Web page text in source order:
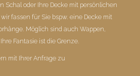
Schal oder Ihre Decke mit persönlichen
fassen für Sie bspw. eine Decke mit
Möglich sind auch Wappen,
Fantasie ist die Grenze.
mit Ihrer Anfrage zu